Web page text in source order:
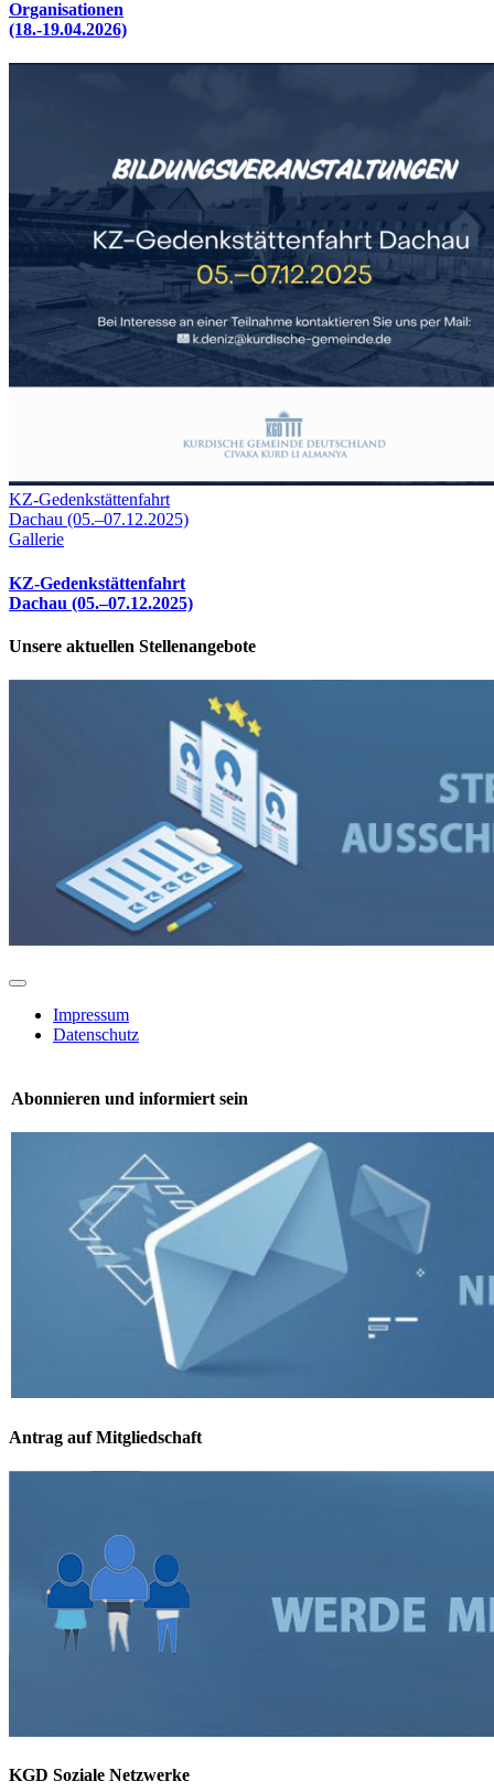
Organisationen
(18.-19.04.2026)
KZ-Gedenkstättenfahrt
Dachau (05.–07.12.2025)
Gallerie
KZ-Gedenkstättenfahrt
Dachau (05.–07.12.2025)
Unsere aktuellen Stellenangebote
Toggle
NavigationImpressum
Datenschutz
Abonnieren und informiert sein
Antrag auf Mitgliedschaft
KGD Soziale Netzwerke